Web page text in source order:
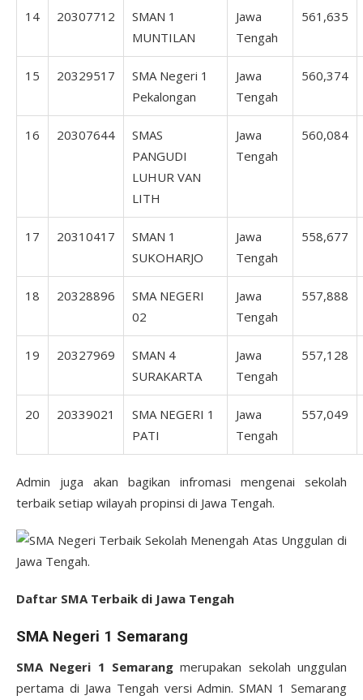
14 20307712
SMAN 1
MUNTILAN
Jawa
Tengah
561,635
15 20329517
SMA Negeri 1
Pekalongan
Jawa
Tengah
560,374
16 20307644
SMAS
PANGUDI
LUHUR VAN
LITH
Jawa
Tengah
560,084
17 20310417
SMAN 1
SUKOHARJO
Jawa
Tengah
558,677
18 20328896
SMA NEGERI
02
Jawa
Tengah
557,888
19 20327969
SMAN 4
SURAKARTA
Jawa
Tengah
557,128
20 20339021
SMA NEGERI 1
PATI
Jawa
Tengah
557,049
Admin juga akan bagikan infromasi mengenai sekolah
terbaik setiap wilayah propinsi di Jawa Tengah.
Daftar SMA Terbaik di Jawa Tengah
SMA Negeri 1 Semarang
SMA Negeri 1 Semarang merupakan sekolah unggulan
pertama di Jawa Tengah versi Admin. SMAN 1 Semarang